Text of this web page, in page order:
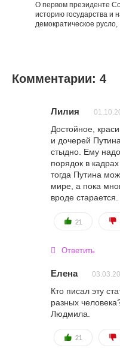
О первом президенте
историю государства и
демократическое русло,
Комментарии: 4
Лилия
Достойное,
и дочерей
стыдно. Ему
порядок в
тогда Путина
мире, а пока
вроде старается.
21
Ответить
Елена
Кто писал эту
разных
Людмила.
21